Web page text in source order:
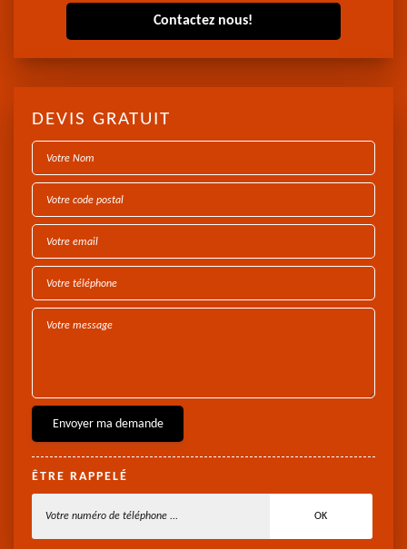
Contactez nous!
DEVIS GRATUIT
ÊTRE RAPPELÉ